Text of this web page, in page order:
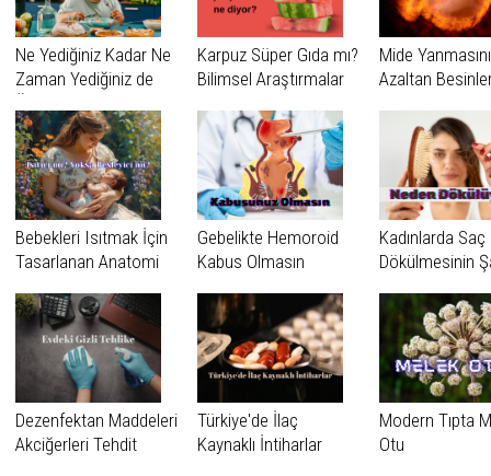
Ne Yediğiniz Kadar Ne
Zaman Yediğiniz de
Karpuz Süper Gıda mı?
Bilimsel Araştırmalar
Mide Yanmasını
Azaltan
Bebekleri Isıtmak İçin
Tasarlanan Anatomi
Gebelikte Hemoroid
Kabus Olmasın
Kadınlarda Saç
Dökülmesinin
Dezenfektan Maddeleri
Akciğerleri Tehdit
Türkiye'de İlaç
Kaynaklı İntiharlar
Modern Tıpta
Otu